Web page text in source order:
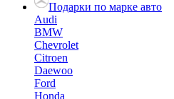
Подарки по марке авто
Audi
BMW
Chevrolet
Citroen
Daewoo
Ford
Honda